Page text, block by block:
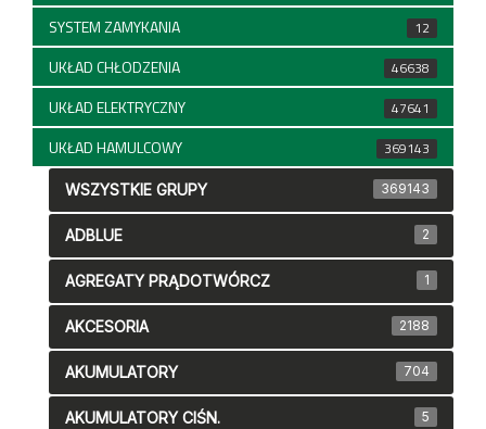
SYSTEM ZAMYKANIA 12
UKŁAD CHŁODZENIA 46638
UKŁAD ELEKTRYCZNY 47641
UKŁAD HAMULCOWY 369143
WSZYSTKIE GRUPY 369143
ADBLUE 2
AGREGATY PRĄDOTWÓRCZ 1
AKCESORIA 2188
AKUMULATORY 704
AKUMULATORY CIŚN. 5